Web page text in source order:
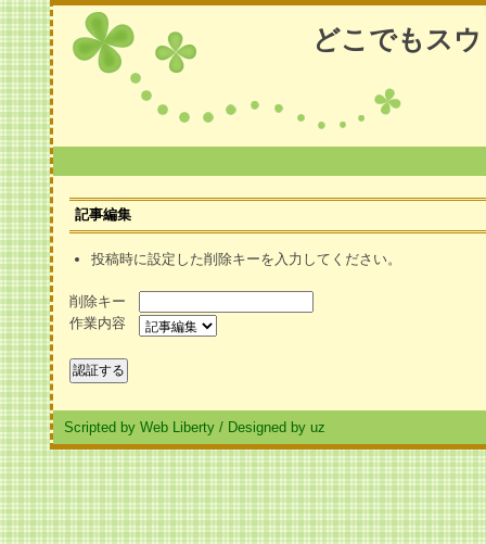
どこでもス
記事編集
投稿時に設定した削除キーを入力してください。
削除キー
作業内容
Scripted by Web Liberty / Designed by uz